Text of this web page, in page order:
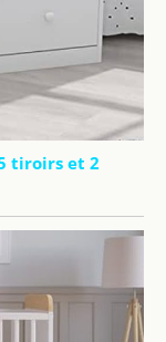
tiroirs et 2